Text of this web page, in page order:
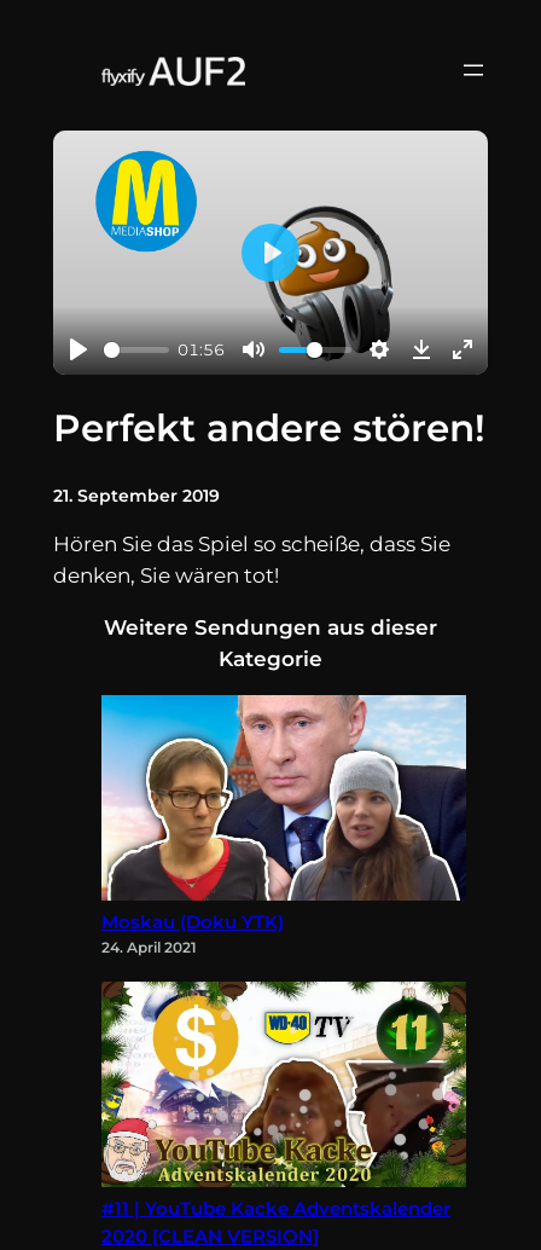
springen
01:56
Play
Perfekt andere stören!
21. September 2019
Hören Sie das Spiel so scheiße, dass Sie
denken, Sie wären tot!
Weitere Sendungen aus dieser
Kategorie
Moskau (Doku YTK)
24. April 2021
#11 | YouTube Kacke Adventskalender
2020 [CLEAN VERSION]